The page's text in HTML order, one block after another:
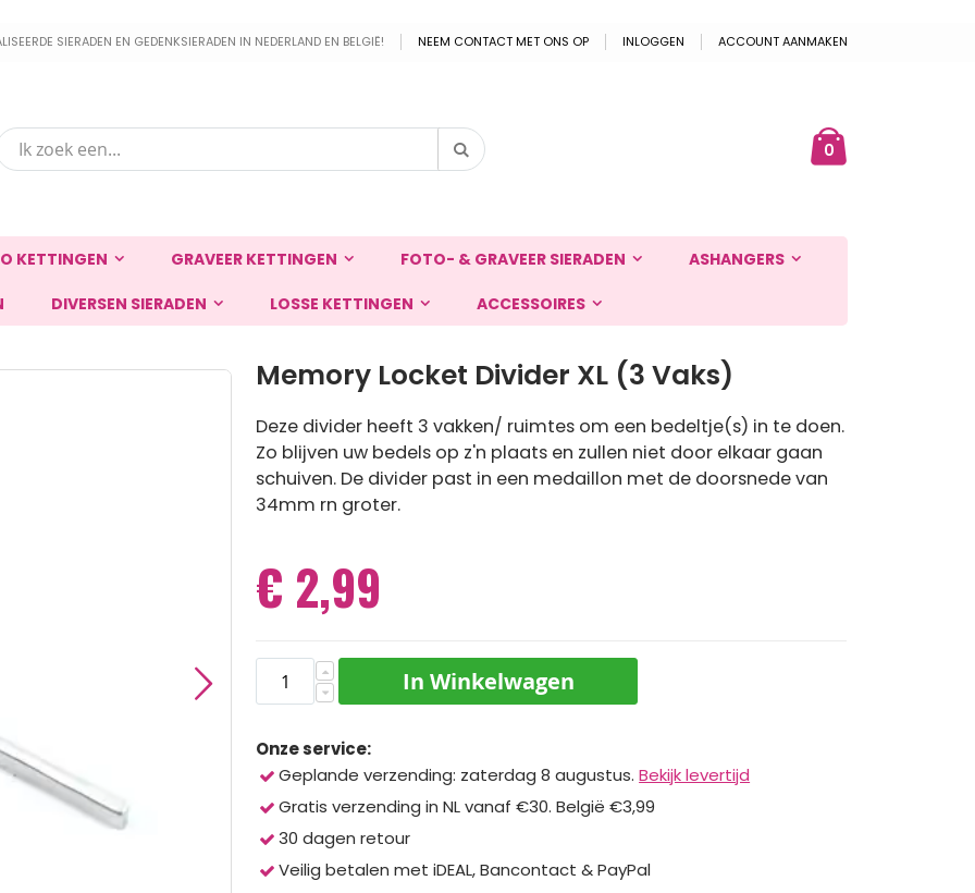
SIERADEN EN GEDENKSIERADEN IN NEDERLAND EN BELGIË! NEEM CONTACT MET ONS OP INLOGGEN ACCOUNT AANMAKEN
0producten
Zoek
KETTINGEN GRAVEER KETTINGEN FOTO- & GRAVEER SIERADEN ASHANGERS
DIVERSEN SIERADEN LOSSE KETTINGEN ACCESSOIRES
Memory Locket Divider XL (3 Vaks)
Deze divider heeft 3 vakken/ ruimtes om een bedeltje(s) in te doen.
Zo blijven uw bedels op z'n plaats en zullen niet door elkaar gaan
schuiven. De divider past in een medaillon met de doorsnede van
34mm rn groter.
€ 2,99
In Winkelwagen
Onze service:
Geplande verzending: zaterdag 8 augustus. Bekijk levertijd
Gratis verzending in NL vanaf €30. België €3,99
30 dagen retour
Veilig betalen met iDEAL, Bancontact & PayPal